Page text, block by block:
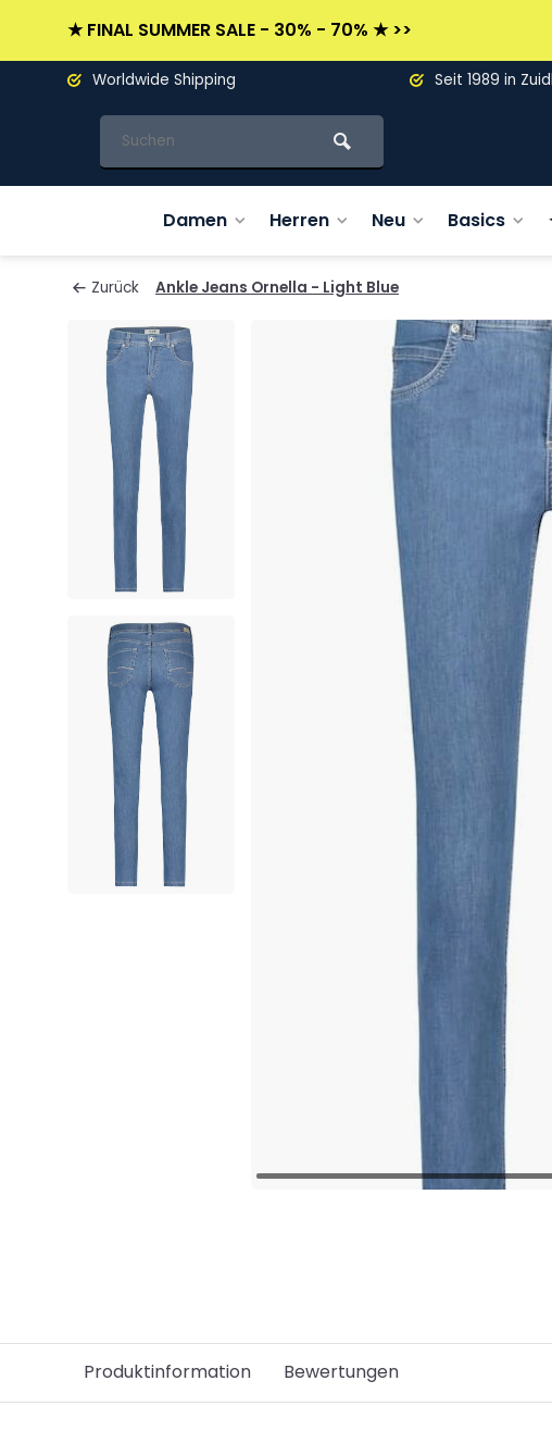
★ FINAL SUMMER SALE - 30% - 70% ★ >>
Worldwide Shipping Seit 1989 in
Damen Herren Neu Basics
Zurück Ankle Jeans Ornella - Light Blue
Produktinformation Bewertungen